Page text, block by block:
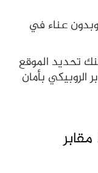
عناء في
تحديد الموقع
بأمان